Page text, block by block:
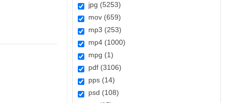
jpg (5253)
mov (659)
mp3 (253)
mp4 (1000)
mpg (1)
pdf (3106)
pps (14)
psd (108)